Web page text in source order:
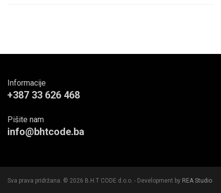
Informacije
+387 33 626 468
Pišite nam
info@bhtcode.ba
Sva prava pridržana. © 2026 B.H.T CODE d.o.o. - Development by REA Studio